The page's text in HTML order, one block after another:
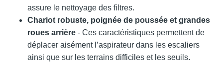
assure le nettoyage des filtres.
Chariot robuste, poignée de poussée et grandes
roues arrière - Ces caractéristiques permettent de
déplacer aisément l’aspirateur dans les escaliers
ainsi que sur les terrains difficiles et les seuils.